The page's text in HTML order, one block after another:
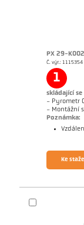
PX 29-K002
Č. výr.: 1115354
1
skládající se
- Pyrometr
- Montážní
Poznámka:
Ke